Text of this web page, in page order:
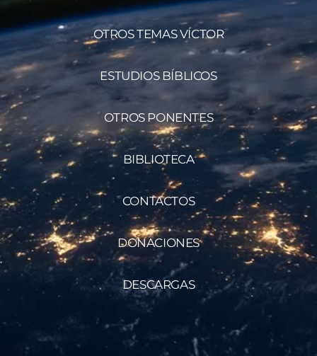
OTROS TEMAS VÍCTOR
ESTUDIOS BÍBLICOS
OTROS PONENTES
BIBLIOTECA
CONTACTOS
DONACIONES
DESCARGAS